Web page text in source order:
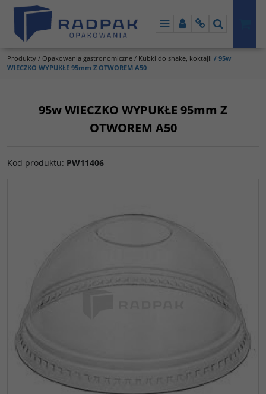
MenuPanelInfoSzukaj
Produkty / Opakowania gastronomiczne / Kubki do shake, koktajli / 95w
WIECZKO WYPUKŁE 95mm Z OTWOREM A50
95w WIECZKO WYPUKŁE 95mm Z
OTWOREM A50
Kod produktu: PW11406